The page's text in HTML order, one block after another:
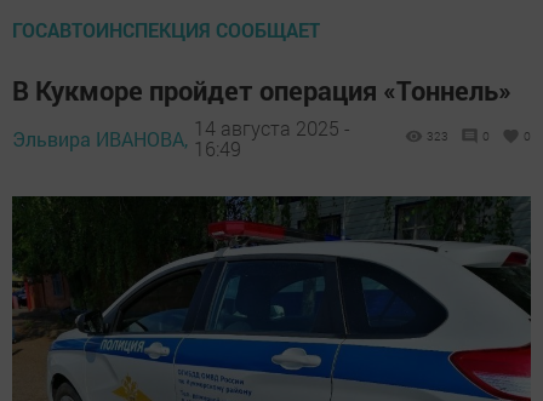
ГОСАВТОИНСПЕКЦИЯ СООБЩАЕТ
В Кукморе пройдет операция «Тоннель»
Эльвира ИВАНОВА, 14 августа 2025 -
16:49
323 0 0